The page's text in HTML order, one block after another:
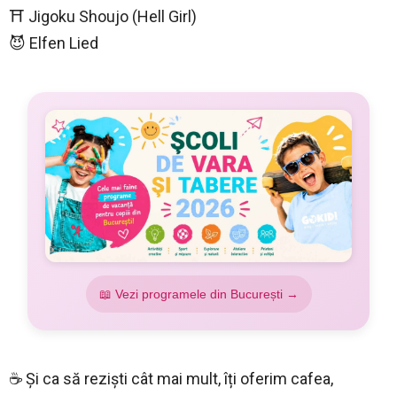
⛩️ Jigoku Shoujo (Hell Girl)
😈 Elfen Lied
📖 Vezi programele din București →
☕ Și ca să reziști cât mai mult, îți oferim cafea,